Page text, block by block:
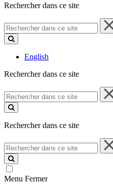
Rechercher dans ce site
Rechercher
dans
ce
English
Rechercher dans ce site
Rechercher
dans
ce
Rechercher dans ce site
Rechercher
dans
ce
site
Menu Fermer